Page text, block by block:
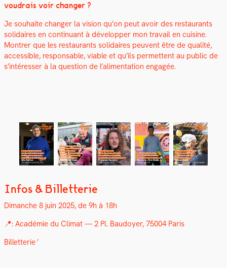
voudrais voir chang­er ?
Je souhaite chang­er la vision qu’on peut avoir des restau­rants
sol­idaires en con­tin­u­ant à dévelop­per mon tra­vail en cui­sine.
Mon­tr­er que les restau­rants sol­idaires peu­vent être de qual­ité,
acces­si­ble, respon­s­able, viable et qu’ils per­me­t­tent au pub­lic de
s’in­téress­er à la ques­tion de l’alimentation engagée.
Infos & Billetterie
Dimanche 8 juin 2025, de 9h à 18h
📍: Académie du Cli­mat — 2 Pl. Bau­doy­er, 75004 Paris
Bil­let­terie